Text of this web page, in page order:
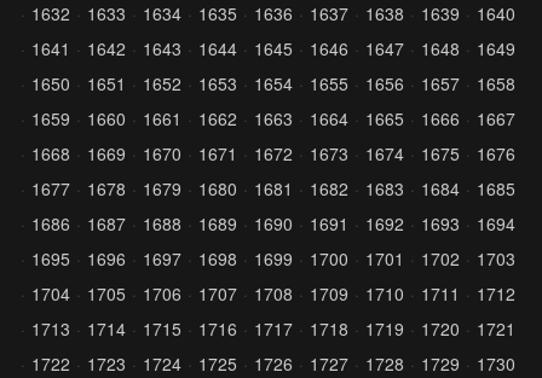
1632
1633 1634 1635 1636 1637 1638 1639
1640
1641
1642 1643 1644 1645 1646 1647 1648
1649
1650
1651 1652 1653 1654 1655 1656 1657
1658
1659
1660 1661 1662 1663 1664 1665 1666
1667
1668
1669 1670 1671 1672 1673 1674 1675
1676
1677
1678 1679 1680 1681 1682 1683 1684
1685
1686
1687 1688 1689 1690 1691 1692 1693
1694
1695
1696 1697 1698 1699 1700 1701 1702
1703
1704
1705 1706 1707 1708 1709 1710 1711
1712
1713
1714 1715 1716 1717 1718 1719 1720
1721
1722
1723 1724 1725 1726 1727 1728 1729
1730